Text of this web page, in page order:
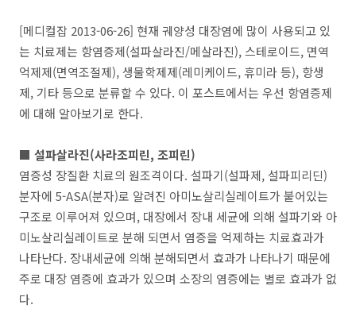
[메디컬잡 2013-06-26] 현재 궤양성 대장염에 많이 사용되고 있
는 치료제는 항염증제(설파살라진/메살라진), 스테로이드, 면역
억제제(면역조절제), 생물학제제(레미케이드, 휴미라 등), 항생
제, 기타 등으로 분류할 수 있다. 이 포스트에서는 우선 항염증제
에 대해 알아보기로 한다.
■ 설파살라진(사라조피린, 조피린)
염증성 장질환 치료의 원조격이다. 설파기(설파제, 설파피리딘)
분자에 5-ASA(분자)로 알려진 아미노살리실레이트가 붙어있는
구조로 이루어져 있으며, 대장에서 장내 세균에 의해 설파기와 아
미노살리실레이트로 분해 되면서 염증을 억제하는 치료효과가
나타난다. 장내세균에 의해 분해되면서 효과가 나타나기 때문에
주로 대장 염증에 효과가 있으며 소장의 염증에는 별로 효과가 없
다.